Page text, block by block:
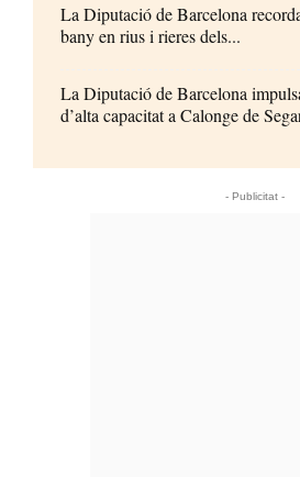
La Diputació de Barcelona
bany en rius i rieres dels...
La Diputació de Barcelona
d’alta capacitat a Calonge de
- Publicitat -